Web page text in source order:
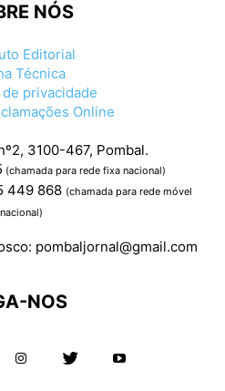
NÓS
Editorial
Técnica
privacidade
Online
3100-467, Pombal.
(chamada para rede fixa nacional)
449 868 (chamada para rede móvel
nacional)
pombaljornal@gmail.com
NOS